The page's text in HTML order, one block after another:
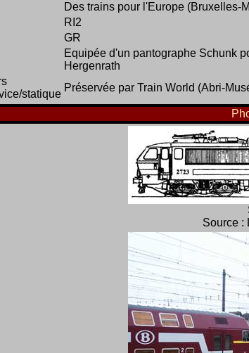
Des trains pour l'Europe (Bruxelles-
RI2
GR
Equipée d'un pantographe Schunk
Hergenrath
statique
Préservée par Train World (Abri-
Source :